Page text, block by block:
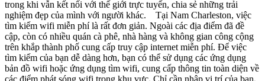
trong khi vẫn kết nối với thế giới trực tuyến, chia sẻ những trải
nghiệm đẹp của mình với người khác. Tại Nam Charleston, việc
tìm kiếm wifi miễn phí là rất đơn giản. Ngoài các địa điểm đã đề
cập, còn có nhiều quán cà phê, nhà hàng và không gian công cộng
trên khắp thành phố cung cấp truy cập internet miễn phí. Để việc
tìm kiếm của bạn dễ dàng hơn, bạn có thể sử dụng các ứng dụng
bản đồ wifi hoặc ứng dụng tìm wifi, cung cấp thông tin toàn diện về
các điểm phát sóng wifi trong khu vực. Chỉ cần nhập vị trí của bạn,